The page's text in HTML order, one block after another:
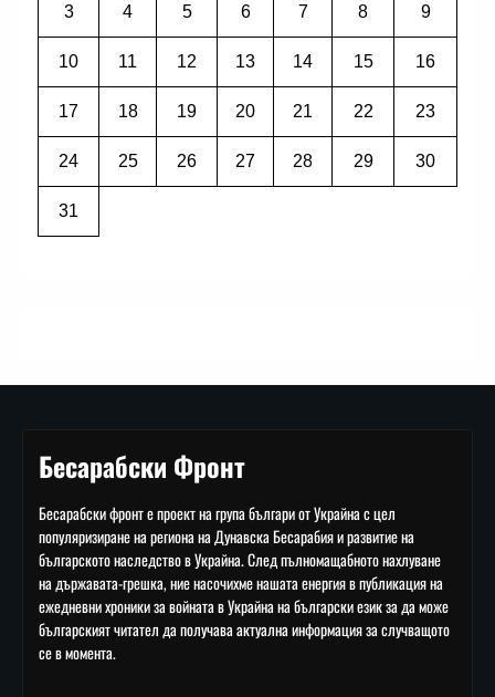
3 4 5 6 7 8 9
10 11 12 13 14 15 16
17 18 19 20 21 22 23
24 25 26 27 28 29 30
31
Бесарабски Фронт
Бесарабски фронт е проект на група българи от Украйна с цел
популяризиране на региона на Дунавска Бесарабия и развитие на
българското наследство в Украйна. След пълномащабното нахлуване
на държавата-грешка, ние насочихме нашата енергия в публикация на
ежедневни хроники за войната в Украйна на български език за да може
българският читател да получава актуална информация за случващото
се в момента.